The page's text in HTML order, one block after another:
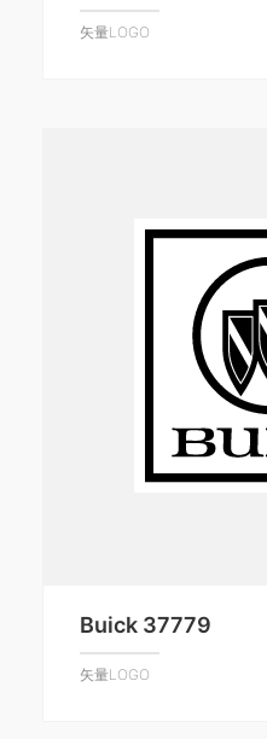
矢量LOGO
Buick 37779
矢量LOGO